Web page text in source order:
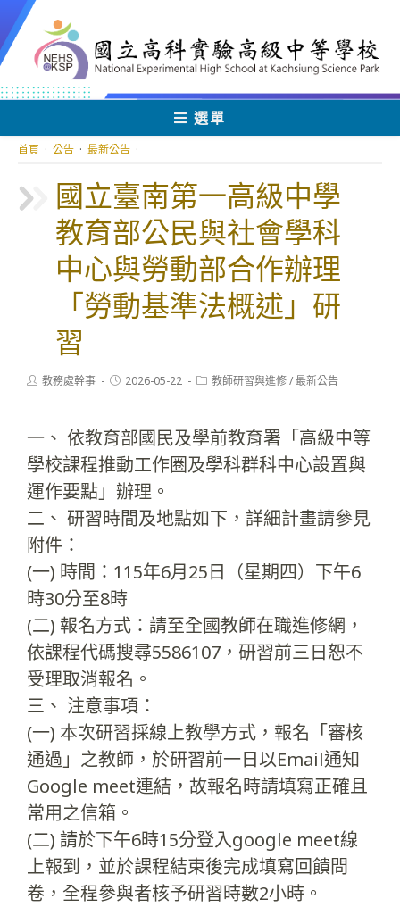
轉
至
要
容
選單
國立臺南第一高級中學
教育部公民與社會學科
中心與勞動部合作辦理
「勞動基準法概述」研
習
首頁 · 公告 · 最新公告 ·
Post教務處幹事
Post2026-05-22
Post教師研習與進修/最新公告
一、 依教育部國民及學前教育署「高級中等
學校課程推動工作圈及學科群科中心設置與
運作要點」辦理。
二、 研習時間及地點如下，詳細計畫請參見
附件：
(一) 時間：115年6月25日（星期四）下午6
時30分至8時
(二) 報名方式：請至全國教師在職進修網，
依課程代碼搜尋5586107，研習前三日恕不
受理取消報名。
三、 注意事項：
(一) 本次研習採線上教學方式，報名「審核
通過」之教師，於研習前一日以Email通知
Google meet連結，故報名時請填寫正確且
常用之信箱。
(二) 請於下午6時15分登入google meet線
上報到，並於課程結束後完成填寫回饋問
卷，全程參與者核予研習時數2小時。